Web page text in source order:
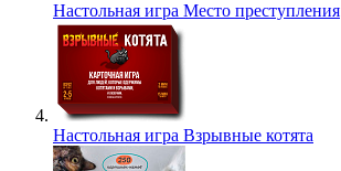
Настольная игра Место преступления
Настольная игра Взрывные котята